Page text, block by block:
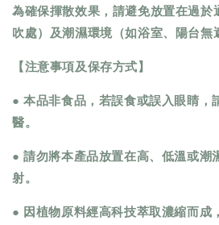
為確保揮散效果，請避免放置在過於
吹處）及潮濕環境（如浴室、陽台無
【注意事項及保存方式】
● 本品非食品，若誤食或誤入眼睛，
醫。
● 請勿將本產品放置在高、低溫或潮
射。
● 因植物原料經高科技萃取濃縮而成